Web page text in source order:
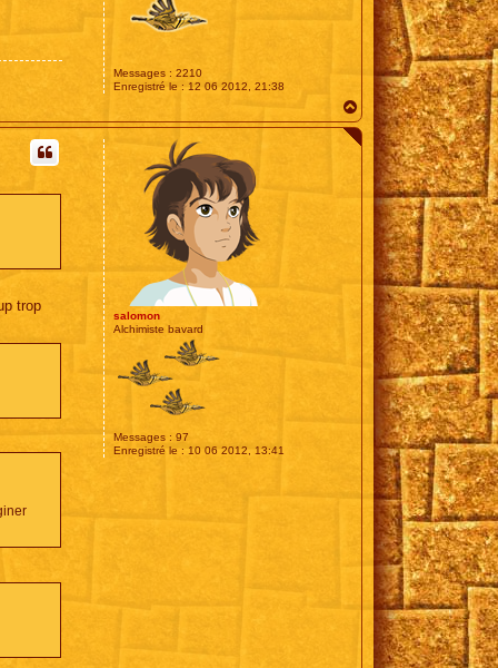
Messages : 2210
Enregistré le : 12 06 2012, 21:38
a
u
salomon
Alchimiste bavard
Messages : 97
Enregistré le : 10 06 2012, 13:41
trop